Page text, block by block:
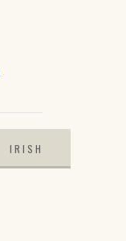
IRISH